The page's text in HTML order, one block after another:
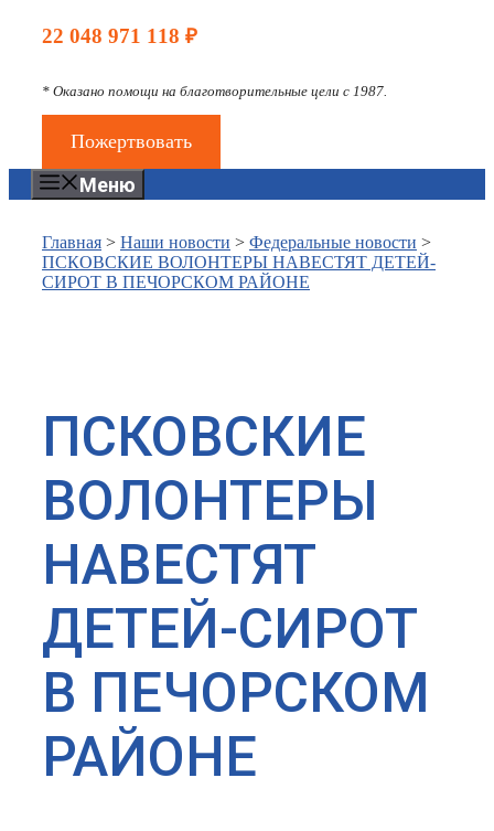
22 048 971 118 ₽
* Оказано помощи на благотворительные цели с 1987.
Пожертвовать
Меню
Главная > Наши новости > Федеральные новости >
ПСКОВСКИЕ ВОЛОНТЕРЫ НАВЕСТЯТ ДЕТЕЙ-
СИРОТ В ПЕЧОРСКОМ РАЙОНЕ
ПСКОВСКИЕ
ВОЛОНТЕРЫ
НАВЕСТЯТ
ДЕТЕЙ-СИРОТ
В ПЕЧОРСКОМ
РАЙОНЕ